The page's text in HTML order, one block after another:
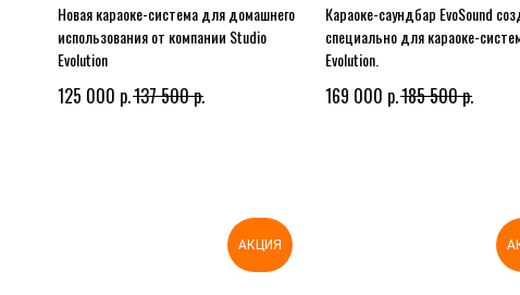
Новая караоке-система для домашнего
использования от компании Studio
Evolution
125 000 р.137 500р.
Караоке-саундбар EvoSound
специально для караоке-
Evolution.
169 000 р.185 500р.
АКЦИЯ